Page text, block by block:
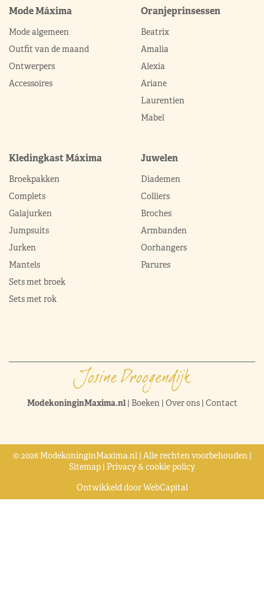
Mode Máxima
Mode algemeen
Outfit van de maand
Ontwerpers
Accessoires
Oranjeprinsessen
Beatrix
Amalia
Alexia
Ariane
Laurentien
Mabel
Kledingkast Máxima
Broekpakken
Complets
Galajurken
Jumpsuits
Jurken
Mantels
Sets met broek
Sets met rok
Juwelen
Diademen
Colliers
Broches
Armbanden
Oorhangers
Parures
ModekoninginMaxima.nl| Boeken| Over ons| Contact
© 2026 ModekoninginMaxima.nl | Alle rechten voorbehouden |
Sitemap | Privacy & cookie policy
Ontwikkeld doorWebCapital